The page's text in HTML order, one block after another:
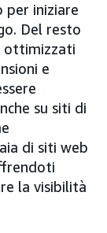
per iniziare
Del resto
ottimizzati
e
su siti di
di siti web
la visibilità